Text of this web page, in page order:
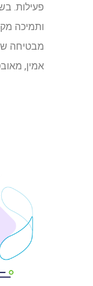
פעילות.
מבטיחה
אמין,